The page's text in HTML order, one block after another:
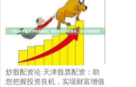
炒股配资论 天津股票配资：助
您把握投资良机，实现财富增值